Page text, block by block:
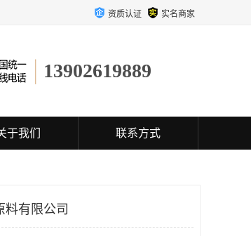
资质认证 实名商家
13902619889
于我们 联系方式
有限公司